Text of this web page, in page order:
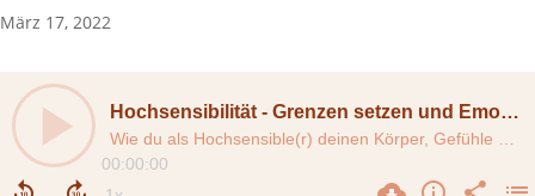
März 17, 2022